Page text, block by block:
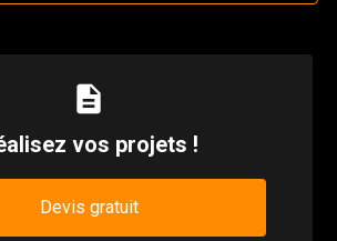
description
vos projets !
Devis gratuit